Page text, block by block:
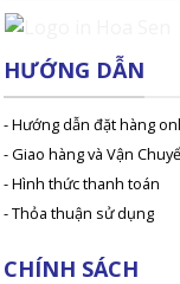
HƯỚNG DẪN
- Hướng dẫn đặt hàng
- Giao hàng và Vận
- Hình thức thanh toán
- Thỏa thuận sử dụng
CHÍNH SÁCH